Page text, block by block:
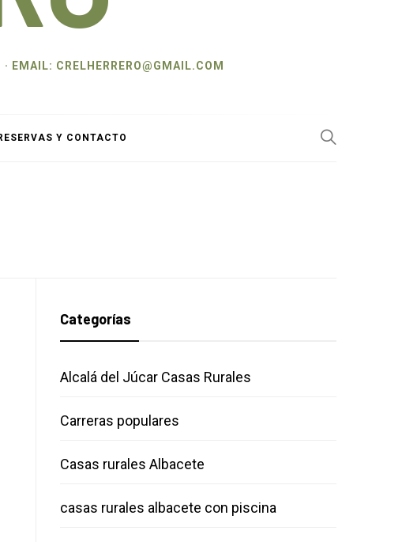
EMAIL: CRELHERRERO@GMAIL.COM
Y CONTACTO
Categorías
Alcalá del Júcar Casas Rurales
Carreras populares
Casas rurales Albacete
casas rurales albacete con piscina